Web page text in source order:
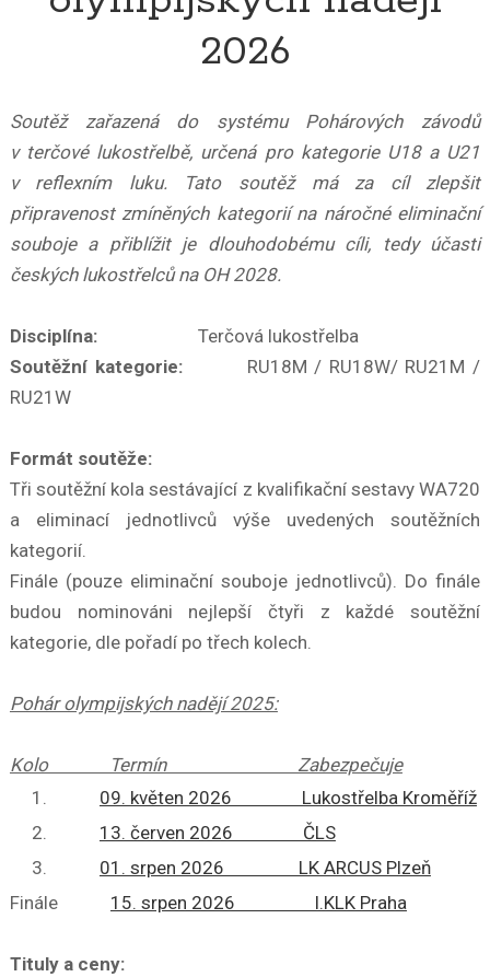
2026
Soutěž zařazená do systému Pohárových závodů
v terčové lukostřelbě, určená pro kategorie U18 a U21
v reflexním luku. Tato soutěž má za cíl zlepšit
připravenost zmíněných kategorií na náročné eliminační
souboje a přiblížit je dlouhodobému cíli, tedy účasti
českých lukostřelců na OH 2028.
Disciplína:Terčová lukostřelba
Soutěžní kategorie:RU18M / RU18W/ RU21M /
RU21W
Formát soutěže:
Tři soutěžní kola sestávající z kvalifikační sestavy WA720
a eliminací jednotlivců výše uvedených soutěžních
kategorií.
Finále (pouze eliminační souboje jednotlivců). Do finále
budou nominováni nejlepší čtyři z každé soutěžní
kategorie, dle pořadí po třech kolech.
Pohár olympijských nadějí 2025:
Kolo Termín Zabezpečuje
09. květen 2026 Lukostřelba Kroměříž
13. červen 2026 ČLS
01. srpen 2026 LK ARCUS Plzeň
Finále 15. srpen 2026 I.KLK Praha
Tituly a ceny: